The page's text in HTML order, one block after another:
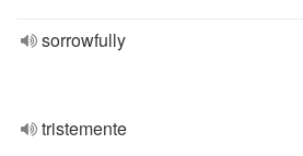
sorrowfully
tristemente